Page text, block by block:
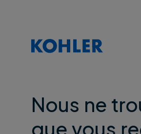
Nous ne
que vous